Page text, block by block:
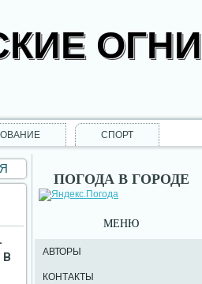
ОГНИ
СПОРТ
В
ПОГОДА В ГОРОДЕ
МЕНЮ
АВТОРЫ
КОНТАКТЫ